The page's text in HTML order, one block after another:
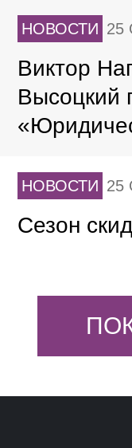
НОВОСТИ 25
Виктор
Высоцкий
НОВОСТИ 25
Сезон